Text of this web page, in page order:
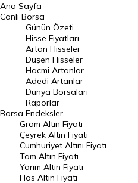
BIST 100 Hisseleri
En Çok Artan Hisseler
En Çok Düşen Hisseler
Hacmi Artanlar
Geçmiş Kapanışlar
Dünya Borsaları
Raporlar
Endeksler
DÖVİZ
Ana Sayfa
Canlı Borsa
Borsa
Günün Özeti
Hisse Fiyatları
Artan Hisseler
Düşen Hisseler
Hacmi Artanlar
Adedi Artanlar
Dünya Borsaları
Raporlar
Endeksler
Gram Altın Fiyatı
Çeyrek Altın Fiyatı
Cumhuriyet Altını Fiyatı
Tam Altın Fiyatı
Yarım Altın Fiyatı
Has Altın Fiyatı